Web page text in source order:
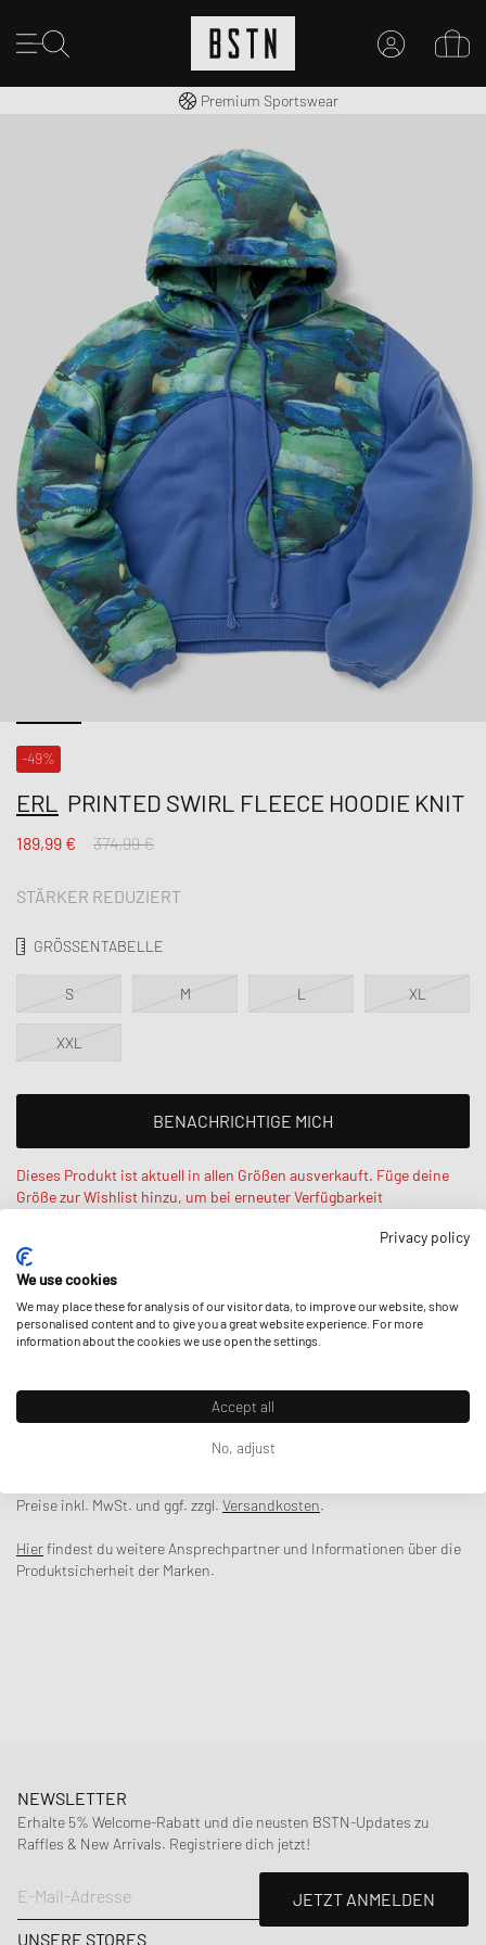
Neu bei BSTN?
EINEN ACCOUNT ERSTELLEN
Kostenloser Versand nach DE ab € 70
Premium Sportswear
-49%
ERL PRINTED SWIRL FLEECE HOODIE KNIT
189,99 € 374,99 €
STÄRKER REDUZIERT
GRÖSSENTABELLE
S M L XL
XXL
BENACHRICHTIGE MICH
Dieses Produkt ist aktuell in allen Größen ausverkauft. Füge deine
Größe zur Wishlist hinzu, um bei erneuter Verfügbarkeit
Salif ist 185 cm groß, wiegt 73 kg und trägt Größe L. Oversized
Fit - sehr weiter Schnitt.
Getreu Eli Russell Linnetz' Abwandlung seines Cali-Jugendstils ist
oberen Hälfte des charakteristischen Swirl-Designs versehen.
-Kapuze mit Kordelzug
Artikelnummer:
Geschlecht :
men
Farbe:
ERL GREEN SUNSET
80% Baumwolle, 20% Polyester
Preise inkl. MwSt. und ggf. zzgl. Versandkosten.
Hierfindest du weitere Ansprechpartner und Informationen über die
Produktsicherheit der Marken.
NEWSLETTER
Erhalte 5% Welcome-Rabatt und die neusten BSTN-Updates zu
Raffles & New Arrivals. Registriere dich jetzt!
E-Mail-Adresse
JETZT ANMELDEN
UNSERE STORES
Privacy policy
We use cookies
We may place these for analysis of our visitor data, to improve our website, show
personalised content and to give you a great website experience. For more
information about the cookies we use open the settings.
Accept all
No, adjust